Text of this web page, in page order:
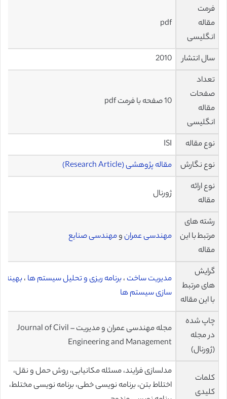
فرمت
مقاله
انگلیسی
pdf
سال انتشار
2010
تعداد
صفحات
مقاله
انگلیسی
10 صفحه با فرمت pdf
نوع مقاله
ISI
نوع نگارش
مقاله پژوهشی (Research Article)
نوع ارائه
مقاله
ژورنال
رشته های
مرتبط با این
مقاله
مهندسی عمرانومهندسی صنایع
گرایش
های مرتبط
با این مقاله
مدیریت ساخت ،برنامه ریزی و تحلیل سیستم ها ،بهینه
سازی سیستم ها
چاپ شده
در مجله
(ژورنال)
مجله مهندسی عمران و مدیریت – Journal of Civil
Engineering and Management
کلمات
کلیدی
مدلسازی فرایند، مسئله مکانیابی، روش حمل و نقل،
اختلاط بتن، برنامه نویسی خطی، برنامه نویسی مختلط،